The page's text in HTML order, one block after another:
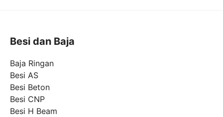
Besi dan Baja
Baja Ringan
Besi AS
Besi Beton
Besi CNP
Besi H Beam